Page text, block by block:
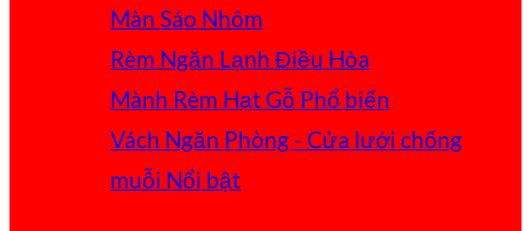
Màn Sáo Nhôm
Rèm Ngăn Lạnh Điều Hòa
Mành Rèm Hạt Gỗ
Vách Ngăn Phòng - Cửa lưới chống
muỗi